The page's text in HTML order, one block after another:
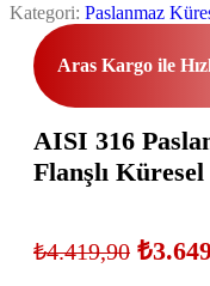
Kategori: Paslanmaz
Aras Kargo ile
AISI 316
Flanşlı
₺4.419,90 ₺